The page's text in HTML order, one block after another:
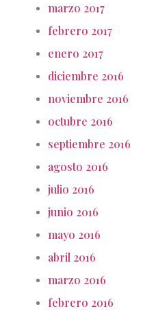
marzo 2017
febrero 2017
enero 2017
diciembre 2016
noviembre 2016
octubre 2016
septiembre 2016
agosto 2016
julio 2016
junio 2016
mayo 2016
abril 2016
marzo 2016
febrero 2016